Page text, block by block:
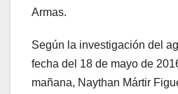
Armas.
Según la investigación del
fecha del 18 de mayo de
mañana, Naythan Mártir